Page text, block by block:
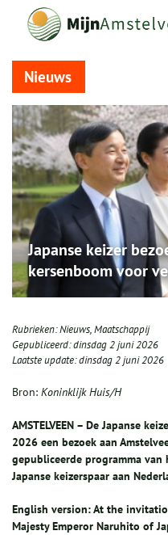
Nieuws
Japanse keizer
kersenboom voor
Rubrieken:Nieuws,Maatschappij
Gepubliceerd:dinsdag 2 juni 2026
Laatste update:dinsdag 2 juni 2026
Bron: Koninklijk Huis/H
AMSTELVEEN – De Japanse
2026 een bezoek aan
gepubliceerde programma van
Japanse keizerspaar aan
English version: At the
Majesty Emperor Naruhito of